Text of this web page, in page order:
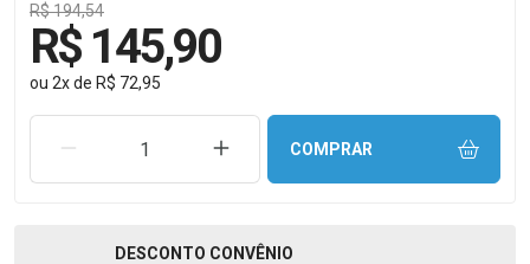
R$ 194,54
R$ 145,90
ou 2xde R$ 72,95
REMOVER UMA UNIDADEAUMENTAR UMA UNIDADE
COMPRAR
DESCONTO CONVÊNIO